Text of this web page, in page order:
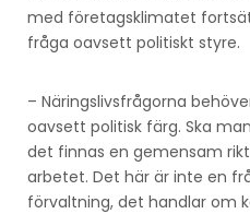
med företagsklimatet
fråga oavsett politiskt styre.
– Näringslivsfrågorna
oavsett politisk färg. Ska
det finnas en gemensam
arbetet. Det här är inte en
förvaltning, det handlar om